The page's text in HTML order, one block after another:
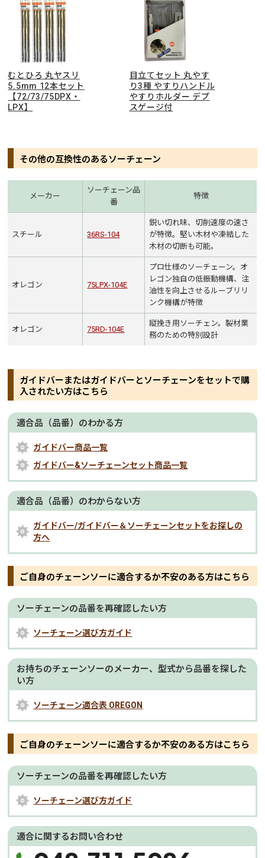
むとひろ 丸ヤスリ
5.5mm 12本セット
【72/73/75DPX・
LPX】
目立てセット 丸やす
り3種 やすりハンドル
やすりホルダー デプ
スゲージ付
その他の互換性のあるソーチェーン
メーカー
ソーチェーン品
番
特徴
スチール 36RS-104
鋭い切れ味、切削速度の速さ
が特徴。堅い木材や凍結した
木材の切断も可能。
オレゴン 75LPX-104E
プロ仕様のソーチェーン。オ
レゴン独自の低振動機構、注
油性を向上させるルーブリリ
ンク機構が特徴
オレゴン 75RD-104E
縦挽き用ソーチェン。製材業
務のための特別設計
ガイドバーまたはガイドバーとソーチェーンをセットで購
入されたい方はこちら
適合品（品番）のわかる方
ガイドバー商品一覧
ガイドバー&ソーチェーンセット商品一覧
適合品（品番）のわからない方
ガイドバー/ガイドバー＆ソーチェーンセットをお探しの
方へ
ご自身のチェーンソーに適合するか不安のある方はこちら
ソーチェーンの品番を再確認したい方
ソーチェーン選び方ガイド
お持ちのチェーンソーのメーカー、型式から品番を探した
い方
ソーチェーン適合表 OREGON
ご自身のチェーンソーに適合するか不安のある方はこちら
ソーチェーンの品番を再確認したい方
ソーチェーン選び方ガイド
適合に関するお問い合わせ